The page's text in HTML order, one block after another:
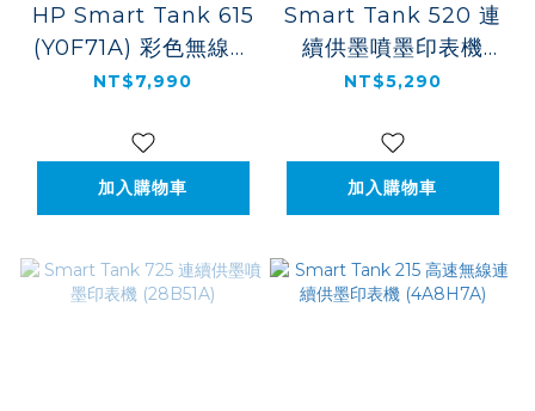
HP Smart Tank 615
(Y0F71A) 彩色無線傳
真連續供墨多功能印表
NT$7,990
加入購物車
Smart Tank 520 連
續供墨噴墨印表機
(4A8S8A)
NT$5,290
加入購物車